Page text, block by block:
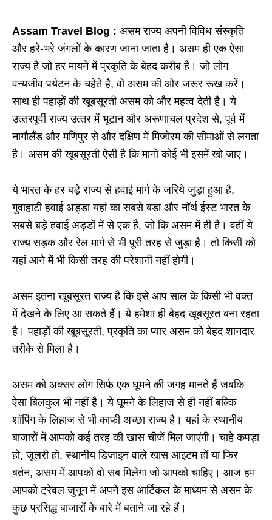
Assam Travel Blog : असम राज्‍य अपनी विविध संस्‍कृति
और हरे-भरे जंगलों के कारण जाना जाता है। असम ही एक ऐसा
राज्‍य है जो हर मायने में प्रकृति के बेहद करीब है। जो लोग
वन्‍यजीव पर्यटन के चहेते है, वो असम की ओर जरूर रूख करें।
साथ ही पहाड़ों की खूबसूरती असम को और महत्व देती है। ये
उत्‍तरपूर्वी राज्‍य उत्‍तर में भूटान और अरूणाचल प्रदेश से, पूर्व में
नागौलैंड और मणिपुर से और दक्षिण में मिजोरम की सीमाओं से लगता
है। असम की खूबसूरती ऐसी है कि मानो कोई भी इसमें खो जाए।
ये भारत के हर बड़े राज्य से हवाई मार्ग के जरिये जुड़ा हुआ है,
गुवाहाटी हवाई अड्डा यहां का सबसे बड़ा और नॉर्थ ईस्ट भारत के
सबसे बड़े हवाई अड्डों में से एक है, जो कि असम में ही है। वहीं ये
राज्य सड़क और रेल मार्ग से भी पूरी तरह से जुड़ा है। तो किसी को
यहां आने में भी किसी तरह की परेशानी नहीं होगी।
असम इतना खूबसूरत राज्य है कि इसे आप साल के किसी भी वक्त
में देखने के लिए आ सकते हैं। ये हमेशा ही बेहद खूबसूरत बना रहता
है। पहाड़ों की खूबसूरती, प्रकृति का प्यार असम को बेहद शानदार
तरीके से मिला है।
असम को अक्सर लोग सिर्फ एक घूमने की जगह मानते हैं जबकि
ऐसा बिलकुल भी नहीं है। ये घूमने के लिहाज से ही नहीं बल्कि
शॉपिंग के लिहाज से भी काफी अच्छा राज्य है। यहां के स्थानीय
बाजारों में आपको कई तरह की खास चीजें मिल जाएंगी। चाहे कपड़ा
हो, जूलरी हो, स्थानीय डिजाइन वाले खास आइटम हों या फिर
बर्तन, असम में आपको वो सब मिलेगा जो आपको चाहिए। आज हम
आपको ट्रेवल जुनून में अपने इस आर्टिकल के माध्यम से असम के
कुछ प्रसिद्ध बाजारों के बारे में बताने जा रहे हैं।